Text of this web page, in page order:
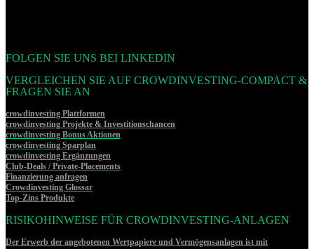
FOLGEN SIE UNS BEI LINKEDIN
VERGLEICHEN SIE AUF CROWDINVESTING-COMPACT &
FRAGEN SIE AN
crowdinvesting Plattformen
crowdinvesting Projekte & Investitionschancen
crowdinvesting Bonus Aktionen
crowdinvesting Sparplan
crowdinvesting Ergänzungen
Club-Deals / Private-Placements
Finanzierung anfragen
Crowdinvesting Glossar
Top-Zins Produkte
RISIKOHINWEISE FÜR CROWDINVESTING-ANLAGEN
Der Erwerb der angebotenen Wertpapiere und Vermögensanlagen ist mit